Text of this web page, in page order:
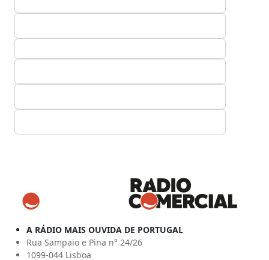
A RÁDIO MAIS OUVIDA DE PORTUGAL
Rua Sampaio e Pina n° 24/26
1099-044 Lisboa